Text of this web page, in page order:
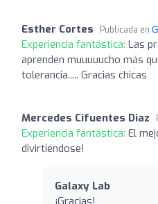
Esther Cortes Publicada en
Experiencia fantástica: Las
aprenden muuuuucho más
tolerancia..... Gracias chicas
Mercedes Cifuentes Diaz
Experiencia fantástica: El
divirtiéndose!
Galaxy Lab
¡Gracias!